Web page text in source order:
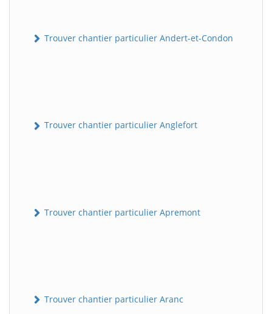
Trouver chantier particulier Andert-et-Condon
Trouver chantier particulier Anglefort
Trouver chantier particulier Apremont
Trouver chantier particulier Aranc